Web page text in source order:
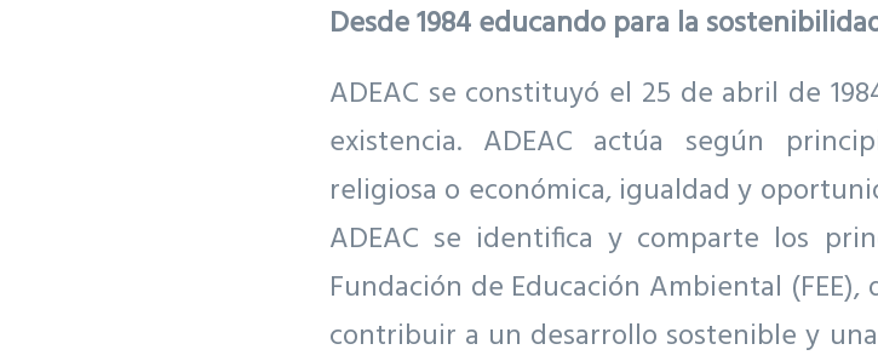
Desde 1984 educando para la
ADEAC se constituyó el 25 de abril de
existencia. ADEAC actúa según
religiosa o económica, igualdad y
ADEAC se identifica y comparte los
Fundación de Educación Ambiental
contribuir a un desarrollo sostenible y